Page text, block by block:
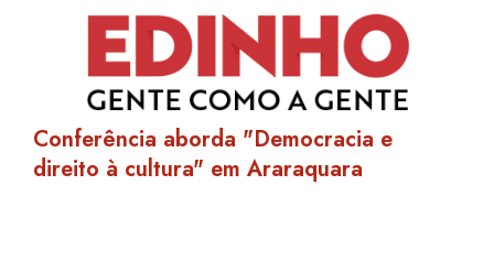
Conferência aborda "Democracia e
direito à cultura" em Araraquara